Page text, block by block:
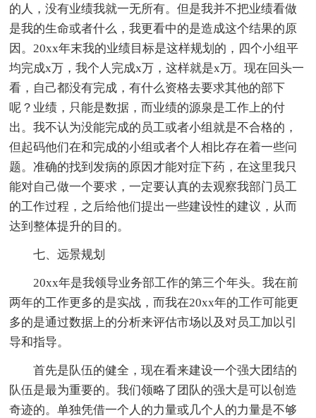
的人，没有业绩我就一无所有。但是我并不把业绩看做
是我的生命或者什么，我更看中的是造成这个结果的原
因。20xx年末我的业绩目标是这样规划的，四个小组平
均完成x万，我个人完成x万，这样就是x万。现在回头一
看，自己都没有完成，有什么资格去要求其他的部下
呢？业绩，只能是数据，而业绩的源泉是工作上的付
出。我不认为没能完成的员工或者小组就是不合格的，
但起码他们在和完成的小组或者个人相比存在着一些问
题。准确的找到发病的原因才能对症下药，在这里我只
能对自己做一个要求，一定要认真的去观察我部门员工
的工作过程，之后给他们提出一些建设性的建议，从而
达到整体提升的目的。
七、远景规划
20xx年是我领导业务部工作的第三个年头。我在前
两年的工作更多的是实战，而我在20xx年的工作可能更
多的是通过数据上的分析来评估市场以及对员工加以引
导和指导。
首先是队伍的健全，现在看来建设一个强大团结的
队伍是最为重要的。我们领略了团队的强大是可以创造
奇迹的。单独凭借一个人的力量或几个人的力量是不够